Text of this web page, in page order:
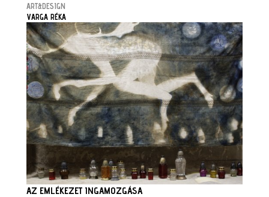
ART&DESIGN
VARGA RÉKA
AZ EMLÉKEZET INGAMOZGÁSA